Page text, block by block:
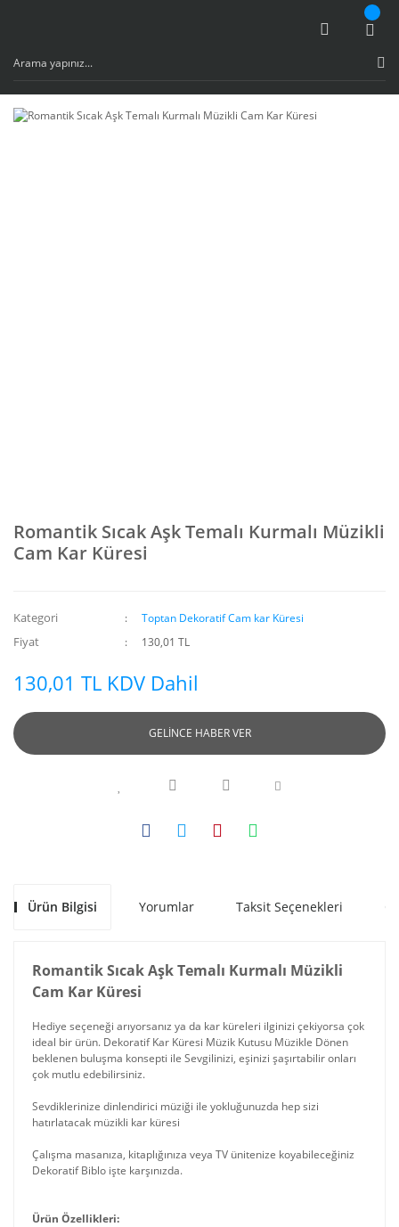
Romantik Sıcak Aşk Temalı Kurmalı Müzikli
Cam Kar Küresi
Kategori Toptan Dekoratif Cam kar Küresi
Fiyat 130,01 TL
130,01 TL KDV Dahil
GELİNCE HABER VER
Ürün Bilgisi Yorumlar Taksit Seçenekleri
Romantik Sıcak Aşk Temalı Kurmalı Müzikli
Cam Kar Küresi
Hediye seçeneği arıyorsanız ya da kar küreleri ilginizi çekiyorsa çok
ideal bir ürün. Dekoratif Kar Küresi Müzik Kutusu Müzikle Dönen
beklenen buluşma konsepti ile Sevgilinizi, eşinizi şaşırtabilir onları
çok mutlu edebilirsiniz.
Sevdiklerinize dinlendirici müziği ile yokluğunuzda hep sizi
hatırlatacak müzikli kar küresi
Çalışma masanıza, kitaplığınıza veya TV ünitenize koyabileceğiniz
Dekoratif Biblo işte karşınızda.
Ürün Özellikleri: